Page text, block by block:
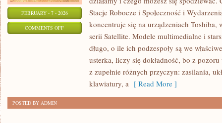
FEBRUARY - 7 - 2026
COMMENTS OFFON
METODOLOGIA
Stacje Robocze i Społeczność i
koncentruje się na urządzeniach
serii Satellite. Modele multimedialne i
długo, o ile ich podzespoły są we
usterka, liczy się dokładność, bo z
z zupełnie różnych przyczyn: zasilania,
klawiatury, a [ Read More ]
POSTED BY ADMIN